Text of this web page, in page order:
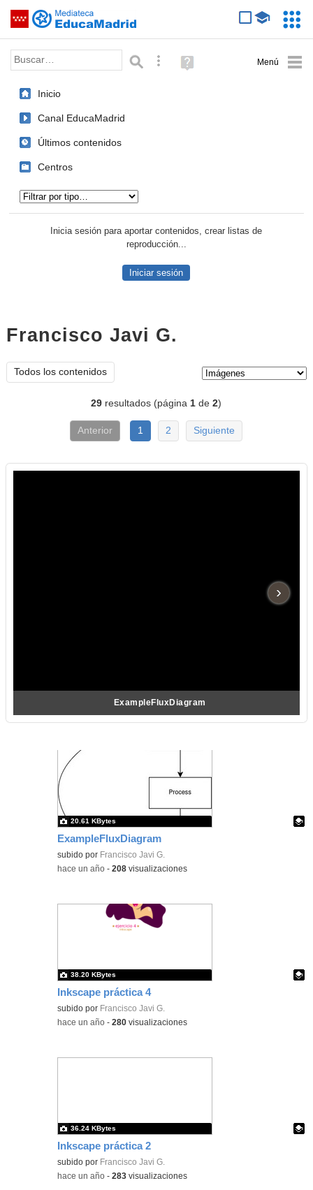
Saltar navegación
Palabra o frase: Búsqueda avanzada
Ayuda
(en
Inicio
Canal EducaMadrid
Últimos contenidos
Centros
Inicia sesión para aportar contenidos, crear listas de
reproducción...
Iniciar sesión
Francisco Javi G.
Todos los contenidos
29 resultados (página1 de2)
Anterior 1 2 Siguiente
ExampleFluxDiagram
›
ExampleFluxDiagram
Contenido educativo.
subido por Francisco Javi G.
20.61 KBytes
-hace un año -208 visualizaciones
Inkscape práctica 4
Contenido educativo.
subido por Francisco Javi G.
38.20 KBytes
-hace un año -280 visualizaciones
Inkscape práctica 2
Contenido educativo.
subido por Francisco Javi G.
36.24 KBytes
-hace un año -283 visualizaciones